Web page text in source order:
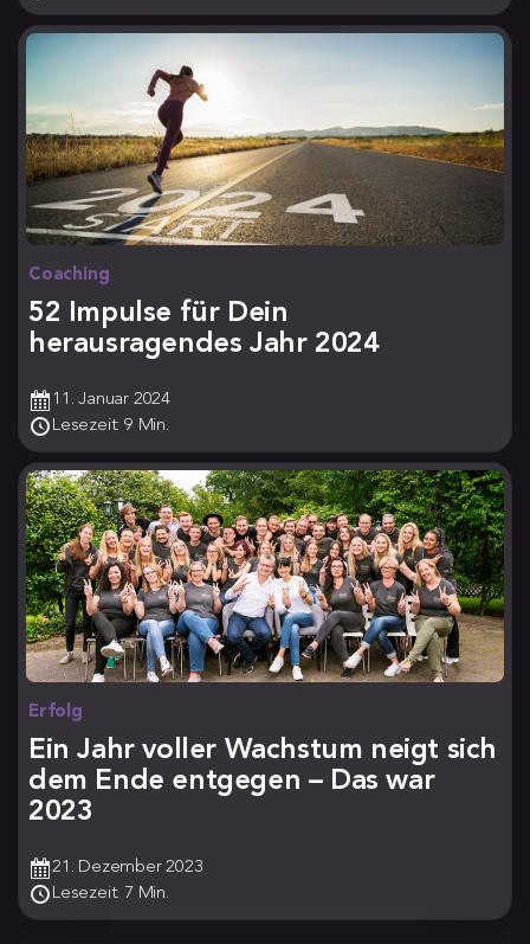
Coaching
52 Impulse für Dein
herausragendes Jahr 2024
11. Januar 2024
Lesezeit: 9 Min.
Erfolg
Ein Jahr voller Wachstum neigt sich
dem Ende entgegen – Das war
2023
21. Dezember 2023
Lesezeit: 7 Min.